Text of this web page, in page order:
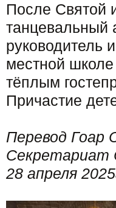
После Святой
танцевальный
руководитель
местной
тёплым
Причастие
Перевод Гоар
Секретариат
28 апреля